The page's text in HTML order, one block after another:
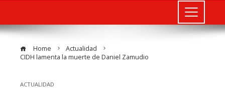
Home
Actualidad
CIDH lamenta la muerte de Daniel Zamudio
ACTUALIDAD